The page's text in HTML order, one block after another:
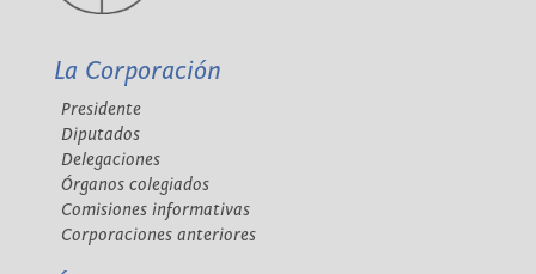
La Corporación
Presidente
Diputados
Delegaciones
Órganos colegiados
Comisiones informativas
Corporaciones anteriores